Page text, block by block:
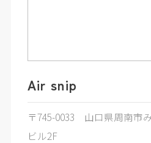
Air snip
〒745-0033 山口県周南市
ビル2F